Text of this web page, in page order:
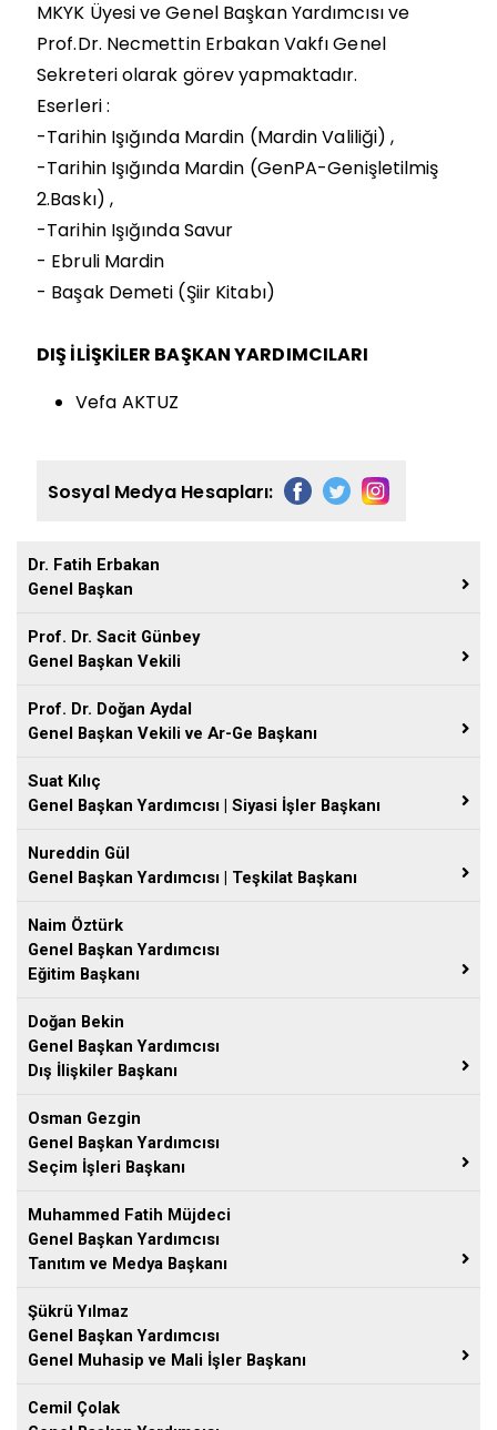
MKYK Üyesi ve Genel Başkan Yardımcısı ve
Prof.Dr. Necmettin Erbakan Vakfı Genel
Sekreteri olarak görev yapmaktadır.
Eserleri :
-Tarihin Işığında Mardin (Mardin Valiliği) ,
-Tarihin Işığında Mardin (GenPA-Genişletilmiş
2.Baskı) ,
-Tarihin Işığında Savur
- Ebruli Mardin
- Başak Demeti (Şiir Kitabı)
DIŞ İLİŞKİLER BAŞKAN YARDIMCILARI
Vefa AKTUZ
Sosyal Medya Hesapları:
Dr. Fatih Erbakan
Genel Başkan
Prof. Dr. Sacit Günbey
Genel Başkan Vekili
Prof. Dr. Doğan Aydal
Genel Başkan Vekili ve Ar-Ge Başkanı
Suat Kılıç
Genel Başkan Yardımcısı | Siyasi İşler Başkanı
Nureddin Gül
Genel Başkan Yardımcısı | Teşkilat Başkanı
Naim Öztürk
Genel Başkan Yardımcısı
Eğitim Başkanı
Doğan Bekin
Genel Başkan Yardımcısı
Dış İlişkiler Başkanı
Osman Gezgin
Genel Başkan Yardımcısı
Seçim İşleri Başkanı
Muhammed Fatih Müjdeci
Genel Başkan Yardımcısı
Tanıtım ve Medya Başkanı
Şükrü Yılmaz
Genel Başkan Yardımcısı
Genel Muhasip ve Mali İşler Başkanı
Cemil Çolak